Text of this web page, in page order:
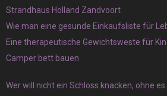
Strandhaus Holland Zandvoort
Wie man eine gesunde Einkaufsliste für
Eine therapeutische Gewichtsweste für
Camper bett bauen
Wer will nicht ein Schloss knacken, ohne